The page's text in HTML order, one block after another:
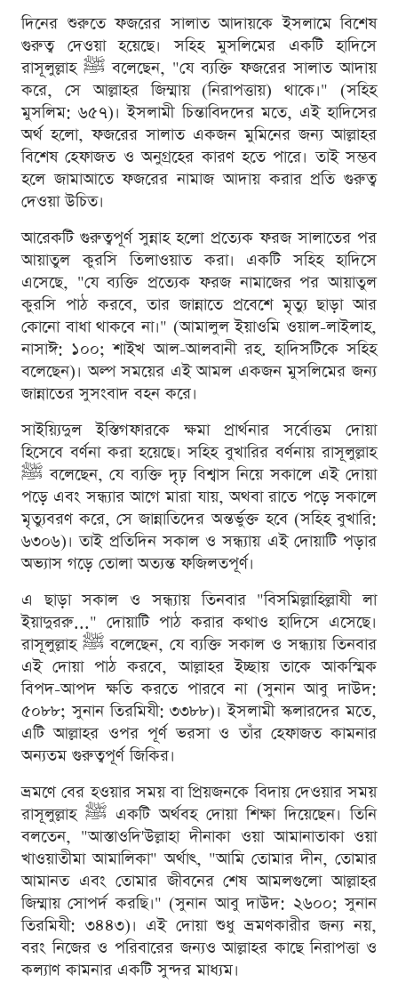
দিনের শুরুতে ফজরের সালাত আদায়কে ইসলামে বিশেষ
গুরুত্ব দেওয়া হয়েছে। সহিহ মুসলিমের একটি হাদিসে
রাসূলুল্লাহ ﷺ বলেছেন, "যে ব্যক্তি ফজরের সালাত আদায়
করে, সে আল্লাহর জিম্মায় (নিরাপত্তায়) থাকে।" (সহিহ
মুসলিম: ৬৫৭)। ইসলামী চিন্তাবিদদের মতে, এই হাদিসের
অর্থ হলো, ফজরের সালাত একজন মুমিনের জন্য আল্লাহর
বিশেষ হেফাজত ও অনুগ্রহের কারণ হতে পারে। তাই সম্ভব
হলে জামাআতে ফজরের নামাজ আদায় করার প্রতি গুরুত্ব
দেওয়া উচিত।
আরেকটি গুরুত্বপূর্ণ সুন্নাহ হলো প্রত্যেক ফরজ সালাতের পর
আয়াতুল কুরসি তিলাওয়াত করা। একটি সহিহ হাদিসে
এসেছে, "যে ব্যক্তি প্রত্যেক ফরজ নামাজের পর আয়াতুল
কুরসি পাঠ করবে, তার জান্নাতে প্রবেশে মৃত্যু ছাড়া আর
কোনো বাধা থাকবে না।" (আমালুল ইয়াওমি ওয়াল-লাইলাহ,
নাসাঈ: ১০০; শাইখ আল-আলবানী রহ. হাদিসটিকে সহিহ
বলেছেন)। অল্প সময়ের এই আমল একজন মুসলিমের জন্য
জান্নাতের সুসংবাদ বহন করে।
সাইয়্যিদুল ইস্তিগফারকে ক্ষমা প্রার্থনার সর্বোত্তম দোয়া
হিসেবে বর্ণনা করা হয়েছে। সহিহ বুখারির বর্ণনায় রাসূলুল্লাহ
ﷺ বলেছেন, যে ব্যক্তি দৃঢ় বিশ্বাস নিয়ে সকালে এই দোয়া
পড়ে এবং সন্ধ্যার আগে মারা যায়, অথবা রাতে পড়ে সকালে
মৃত্যুবরণ করে, সে জান্নাতিদের অন্তর্ভুক্ত হবে (সহিহ বুখারি:
৬৩০৬)। তাই প্রতিদিন সকাল ও সন্ধ্যায় এই দোয়াটি পড়ার
অভ্যাস গড়ে তোলা অত্যন্ত ফজিলতপূর্ণ।
এ ছাড়া সকাল ও সন্ধ্যায় তিনবার "বিসমিল্লাহিল্লাযী লা
ইয়াদুররু..." দোয়াটি পাঠ করার কথাও হাদিসে এসেছে।
রাসূলুল্লাহ ﷺ বলেছেন, যে ব্যক্তি সকাল ও সন্ধ্যায় তিনবার
এই দোয়া পাঠ করবে, আল্লাহর ইচ্ছায় তাকে আকস্মিক
বিপদ-আপদ ক্ষতি করতে পারবে না (সুনান আবু দাউদ:
৫০৮৮; সুনান তিরমিযী: ৩৩৮৮)। ইসলামী স্কলারদের মতে,
এটি আল্লাহর ওপর পূর্ণ ভরসা ও তাঁর হেফাজত কামনার
অন্যতম গুরুত্বপূর্ণ জিকির।
ভ্রমণে বের হওয়ার সময় বা প্রিয়জনকে বিদায় দেওয়ার সময়
রাসূলুল্লাহ ﷺ একটি অর্থবহ দোয়া শিক্ষা দিয়েছেন। তিনি
বলতেন, "আস্তাওদি'উল্লাহা দীনাকা ওয়া আমানাতাকা ওয়া
খাওয়াতীমা আমালিকা" অর্থাৎ, "আমি তোমার দীন, তোমার
আমানত এবং তোমার জীবনের শেষ আমলগুলো আল্লাহর
জিম্মায় সোপর্দ করছি।" (সুনান আবু দাউদ: ২৬০০; সুনান
তিরমিযী: ৩৪৪৩)। এই দোয়া শুধু ভ্রমণকারীর জন্য নয়,
বরং নিজের ও পরিবারের জন্যও আল্লাহর কাছে নিরাপত্তা ও
কল্যাণ কামনার একটি সুন্দর মাধ্যম।